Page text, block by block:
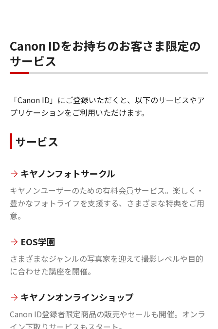
Canon IDをお持ちのお客さま限定の
サービス
「Canon ID」にご登録いただくと、以下のサービスやア
プリケーションをご利用いただけます。
サービス
キヤノンフォトサークル
キヤノンユーザーのための有料会員サービス。楽しく・
豊かなフォトライフを支援する、さまざまな特典をご用
意。
EOS学園
さまざまなジャンルの写真家を迎えて撮影レベルや目的
に合わせた講座を開催。
キヤノンオンラインショップ
Canon ID登録者限定商品の販売やセールも開催。オンラ
イン下取りサービスもスタート。